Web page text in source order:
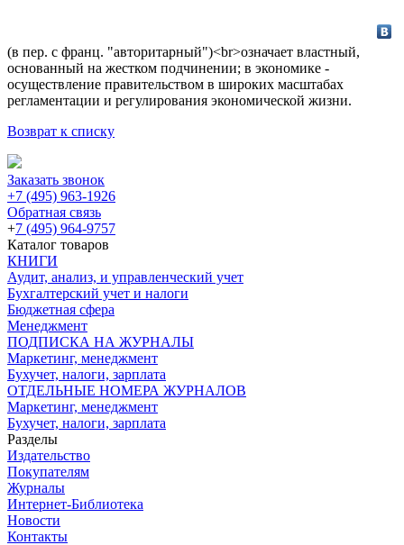
(в пер. с франц. "авторитарный")<br>означает властный,
основанный на жестком подчинении; в экономике -
осуществление правительством в широких масштабах
регламентации и регулирования экономической жизни.
Возврат к списку
Заказать звонок
+7 (495) 963-1926
Обратная связь
+7 (495) 964-9757
Каталог товаров
КНИГИ
Аудит, анализ, и управленческий учет
Бухгалтерский учет и налоги
Бюджетная сфера
Менеджмент
ПОДПИСКА НА ЖУРНАЛЫ
Маркетинг, менеджмент
Бухучет, налоги, зарплата
ОТДЕЛЬНЫЕ НОМЕРА ЖУРНАЛОВ
Маркетинг, менеджмент
Бухучет, налоги, зарплата
Разделы
Издательство
Покупателям
Журналы
Интернет-Библиотека
Новости
Контакты